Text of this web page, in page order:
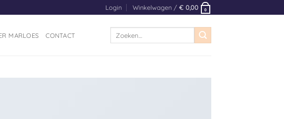
Login Winkelwagen / € 0,00 0
MARLOES CONTACT